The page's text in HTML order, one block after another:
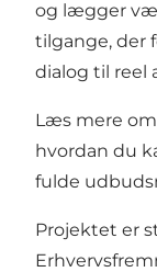
og lægger
tilgange, der
dialog til reel
Læs mere
hvordan du
fulde
Projektet er